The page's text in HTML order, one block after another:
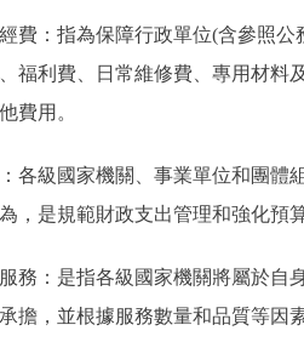
：指為保障行政單位(含參照公
福利費、日常維修費、專用材料
費用。
級國家機關、事業單位和團體組
，是規範財政支出管理和強化預
：是指各級國家機關將屬於自身
擔，並根據服務數量和品質等因